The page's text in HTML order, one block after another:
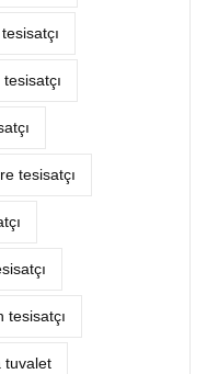
tesisatçı
tesisatçı
tesisatçı
tuvalet